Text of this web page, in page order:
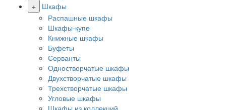
+
Шкафы
Распашные шкафы
Шкафы-купе
Книжные шкафы
Буфеты
Серванты
Одностворчатые шкафы
Двухстворчатые шкафы
Трехстворчатые шкафы
Угловые шкафы
Шкафы из коллекций